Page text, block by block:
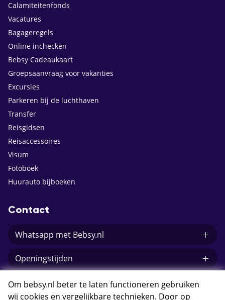
Calamiteitenfonds
Vacatures
Bagageregels
Online inchecken
Bebsy Cadeaukaart
Groepsaanvraag voor vakanties
Excursies
Parkeren bij de luchthaven
Transfer
Reisgidsen
Reisaccessoires
Visum
Fotoboek
Huurauto bijboeken
Contact
Whatsapp met Bebsy.nl
Openingstijden
E-mail Bebsy.nl
Om bebsy.nl beter te laten functioneren gebruiken
wij cookies en vergelijkbare technieken. Door op